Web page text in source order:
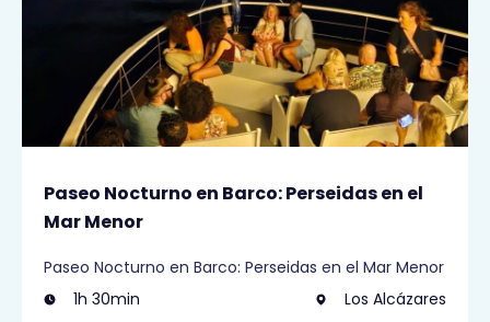
Paseo Nocturno en Barco: Perseidas en el
Mar Menor
Paseo Nocturno en Barco: Perseidas en el Mar Menor
1h 30min
Los Alcázares